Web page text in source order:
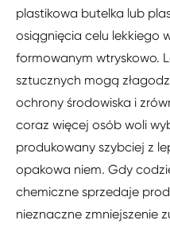
plastikowa butelka lub
osiągnięcia celu lekkiego
formowanym wtryskowo.
sztucznych mogą
ochrony środowiska i
coraz więcej osób woli
produkowany szybciej z
opakowa niem. Gdy
chemiczne sprzedaje
nieznaczne zmniejszenie